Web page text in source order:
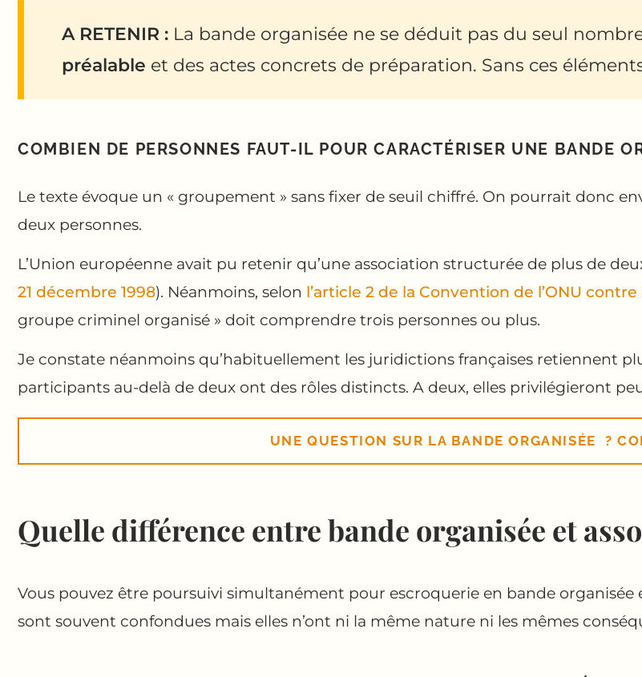
A RETENIR : La bande organisée ne se déduit pas du seul
préalable et des actes concrets de préparation. Sans ces
COMBIEN DE PERSONNES FAUT-IL POUR CARACTÉRISER UNE BANDE
Le texte évoque un « groupement » sans fixer de seuil chiffré. On pourrait donc
deux personnes.
L’Union européenne avait pu retenir qu’une association structurée de plus de
21 décembre 1998). Néanmoins, selon l’article 2 de la Convention de l’ONU
groupe criminel organisé » doit comprendre trois personnes ou plus.
Je constate néanmoins qu’habituellement les juridictions françaises retiennent
participants au-delà de deux ont des rôles distincts. A deux, elles privilégieront
UNE QUESTION SUR LA BANDE ORGANISÉE ?
Quelle différence entre bande organisée et
Vous pouvez être poursuivi simultanément pour escroquerie en bande
sont souvent confondues mais elles n’ont ni la même nature ni les mêmes